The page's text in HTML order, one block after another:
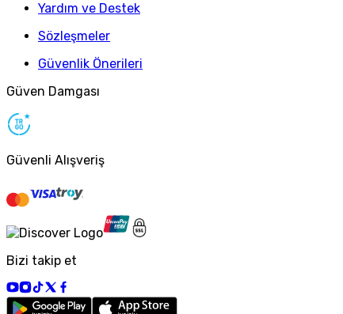
Yardım ve Destek
Sözleşmeler
Güvenlik Önerileri
Güven Damgası
Güvenli Alışveriş
Bizi takip et